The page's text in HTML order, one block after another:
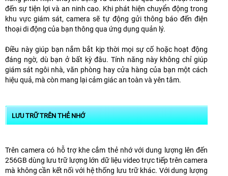
đến sự tiện lợi và an ninh cao. Khi phát hiện chuyển động trong
khu vực giám sát, camera sẽ tự động gửi thông báo đến điện
thoại di động của bạn thông qua ứng dụng quản lý.
Điều này giúp bạn nắm bắt kịp thời mọi sự cố hoặc hoạt động
đáng ngờ, dù bạn ở bất kỳ đâu. Tính năng này không chỉ giúp
giám sát ngôi nhà, văn phòng hay cửa hàng của bạn một cách
hiệu quả, mà còn mang lại cảm giác an toàn và yên tâm.
LƯU TRỮ TRÊN THẺ NHỚ
Trên camera có hỗ trợ khe cắm thẻ nhớ với dung lượng lên đến
256GB dùng lưu trữ lượng lớn dữ liệu video trực tiếp trên camera
mà không cần kết nối với hệ thống lưu trữ khác. Với dung lượng